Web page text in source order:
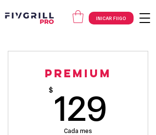
INICAR FIIGO
Premium
$ 129
Cada mes